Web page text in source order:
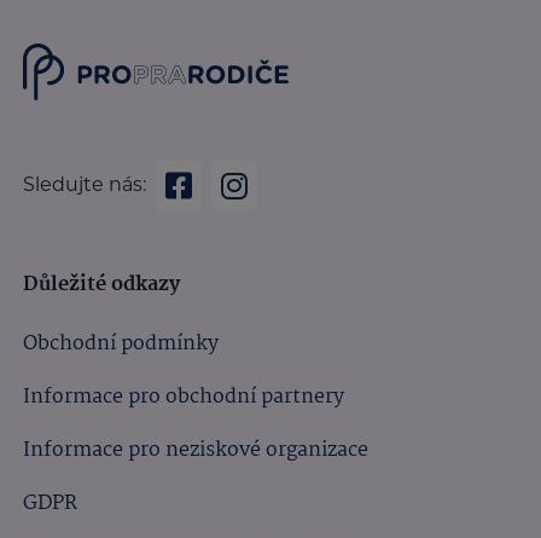
Sledujte nás:
Důležité odkazy
Obchodní podmínky
Informace pro obchodní partnery
Informace pro neziskové organizace
GDPR